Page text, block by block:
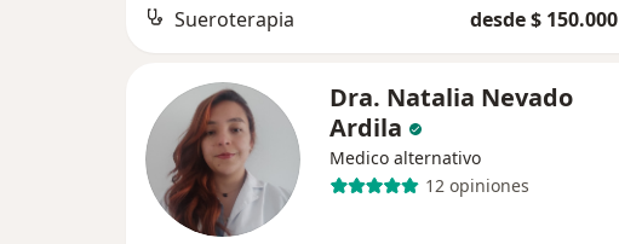
Sueroterapia desde $ 150.000
Dra. Natalia Nevado
Ardila
Medico alternativo
12 opiniones